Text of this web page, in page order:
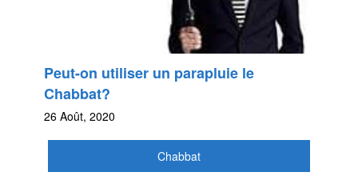
Peut-on utiliser un parapluie le
Chabbat?
26 Août, 2020
Chabbat